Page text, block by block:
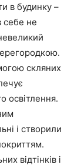
в будинку –
себе не
скляних
освітлення.
і створили
відтінків і